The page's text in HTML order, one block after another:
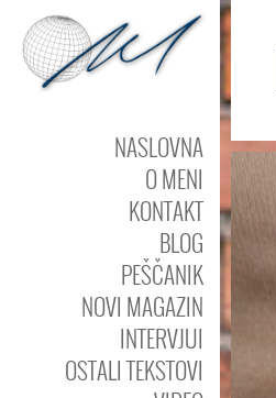
NASLOVNA
O MENI
KONTAKT
BLOG
PEŠČANIK
NOVI MAGAZIN
INTERVJUI
OSTALI TEKSTOVI